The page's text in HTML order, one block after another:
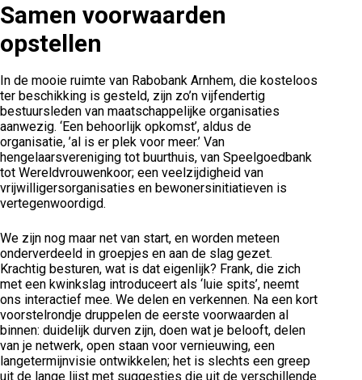
Samen voorwaarden
opstellen
In de mooie ruimte van Rabobank Arnhem, die kosteloos
ter beschikking is gesteld, zijn zo’n vijfendertig
bestuursleden van maatschappelijke organisaties
aanwezig. ‘Een behoorlijk opkomst’, aldus de
organisatie, ’al is er plek voor meer.’ Van
hengelaarsvereniging tot buurthuis, van Speelgoedbank
tot Wereldvrouwenkoor; een veelzijdigheid van
vrijwilligersorganisaties en bewonersinitiatieven is
vertegenwoordigd.
We zijn nog maar net van start, en worden meteen
onderverdeeld in groepjes en aan de slag gezet.
Krachtig besturen, wat is dat eigenlijk? Frank, die zich
met een kwinkslag introduceert als ‘luie spits’, neemt
ons interactief mee. We delen en verkennen. Na een kort
voorstelrondje druppelen de eerste voorwaarden al
binnen: duidelijk durven zijn, doen wat je belooft, delen
van je netwerk, open staan voor vernieuwing, een
langetermijnvisie ontwikkelen; het is slechts een greep
uit de lange lijst met suggesties die uit de verschillende